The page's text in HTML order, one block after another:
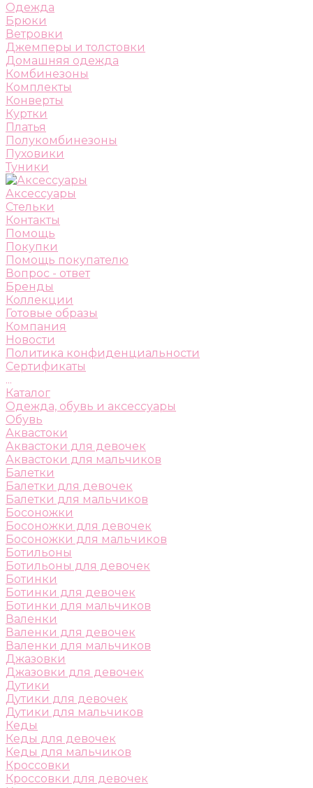
Одежда
Брюки
Ветровки
Джемперы и толстовки
Домашняя одежда
Комбинезоны
Комплекты
Конверты
Куртки
Платья
Полукомбинезоны
Пуховики
Туники
Аксессуары
Стельки
Контакты
Помощь
Покупки
Помощь покупателю
Вопрос - ответ
Бренды
Коллекции
Готовые образы
Компания
Новости
Политика конфиденциальности
Сертификаты
...
Каталог
Одежда, обувь и аксессуары
Обувь
Аквастоки
Аквастоки для девочек
Аквастоки для мальчиков
Балетки
Балетки для девочек
Балетки для мальчиков
Босоножки
Босоножки для девочек
Босоножки для мальчиков
Ботильоны
Ботильоны для девочек
Ботинки
Ботинки для девочек
Ботинки для мальчиков
Валенки
Валенки для девочек
Валенки для мальчиков
Джазовки
Джазовки для девочек
Дутики
Дутики для девочек
Дутики для мальчиков
Кеды
Кеды для девочек
Кеды для мальчиков
Кроссовки
Кроссовки для девочек